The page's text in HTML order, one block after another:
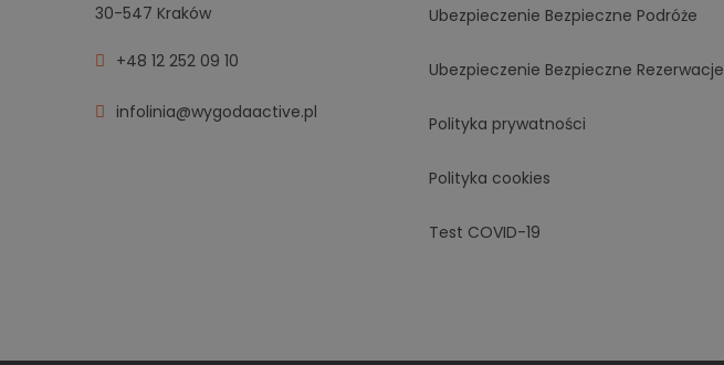
30-547 Kraków
+48 12 252 09 10
infolinia@wygodaactive.pl
Ubezpieczenie Bezpieczne Podróże
Ubezpieczenie Bezpieczne Rezerwacje
Polityka prywatności
Polityka cookies
Test COVID-19